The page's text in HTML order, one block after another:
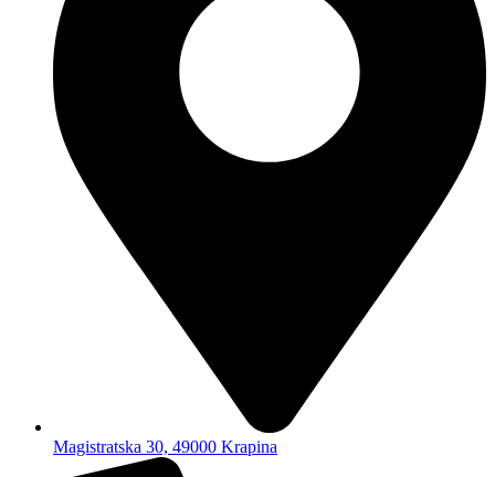
Magistratska 30, 49000 Krapina